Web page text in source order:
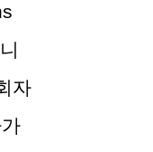
자